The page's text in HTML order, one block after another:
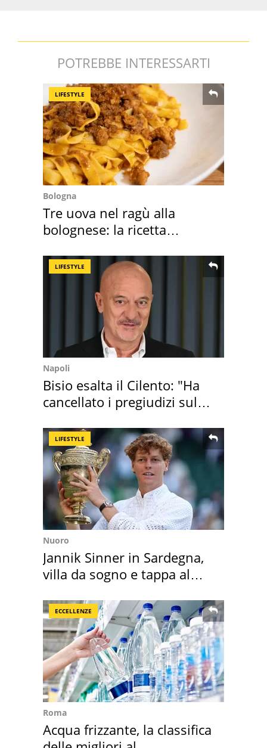
POTREBBE INTERESSARTI
LIFESTYLE
Bologna
Tre uova nel ragù alla
bolognese: la ricetta
LIFESTYLE
Napoli
Bisio esalta il Cilento: "Ha
cancellato i pregiudizi sul
LIFESTYLE
Nuoro
Jannik Sinner in Sardegna,
villa da sogno e tappa al
ECCELLENZE
Roma
Acqua frizzante, la classifica